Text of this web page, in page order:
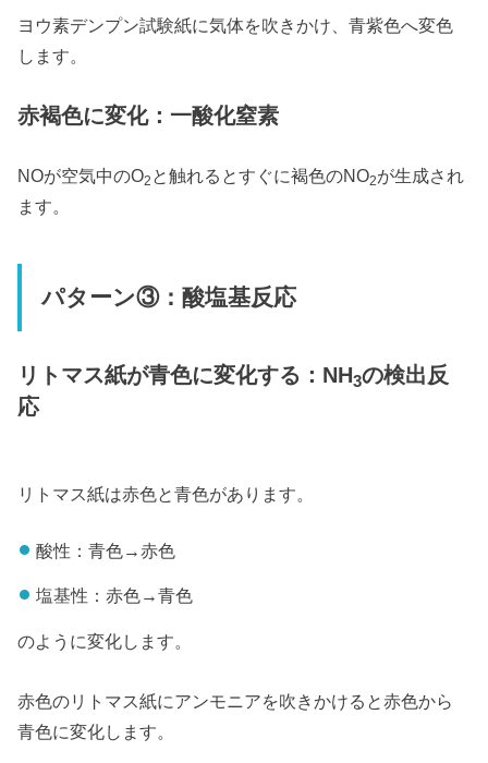
ヨウ素デンプン試験紙に気体を吹きかけ、青紫色へ変色
します。
赤褐色に変化：一酸化窒素
NOが空気中のO2 と触れるとすぐに褐色のNO2が生成され
ます。
パターン③：酸塩基反応
リトマス紙が青色に変化する：NH3の検出反
応
リトマス紙は赤色と青色があります。
酸性：青色→赤色
塩基性：赤色→青色
のように変化します。
赤色のリトマス紙にアンモニアを吹きかけると赤色から
青色に変化します。